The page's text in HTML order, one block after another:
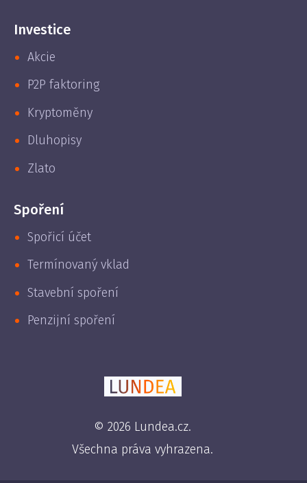
Investice
Akcie
P2P faktoring
Kryptoměny
Dluhopisy
Zlato
Spoření
Spořicí účet
Termínovaný vklad
Stavební spoření
Penzijní spoření
© 2026 Lundea.cz.
Všechna práva vyhrazena.